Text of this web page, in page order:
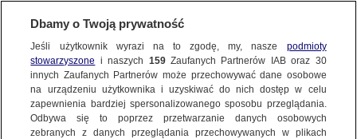
BIURO REKLAMY TVN MEDIA
19.02.2016
ID - MROCZNY ŚWIAT INTERNETOWYCH RANDEK
PREMIUM TV ID
Dbamy o Twoją prywatność
Jeśli użytkownik wyrazi na to zgodę, my, nasze podmioty
stowarzyszone i naszych 159Zaufanych Partnerów IAB oraz 30
innych Zaufanych Partnerów może przechowywać dane osobowe
na urządzeniu użytkownika i uzyskiwać do nich dostęp w celu
zapewnienia bardziej spersonalizowanego sposobu przeglądania.
Odbywa się to poprzez przetwarzanie danych osobowych
zebranych z danych przeglądania przechowywanych w plikach